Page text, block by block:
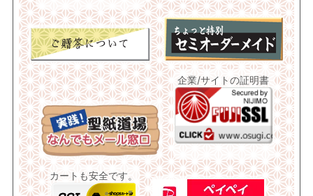
企業/サイトの証明書
カートも安全です。